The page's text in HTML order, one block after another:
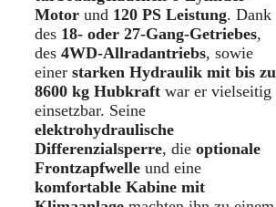
Motor und 120 PS Leistung. Dank
des 18- oder 27-Gang-Getriebes,
des 4WD-Allradantriebs, sowie
einer starken Hydraulik mit bis zu
8600 kg Hubkraft war er vielseitig
einsetzbar. Seine
elektrohydraulische
Differenzialsperre, die optionale
Frontzapfwelle und eine
komfortable Kabine mit